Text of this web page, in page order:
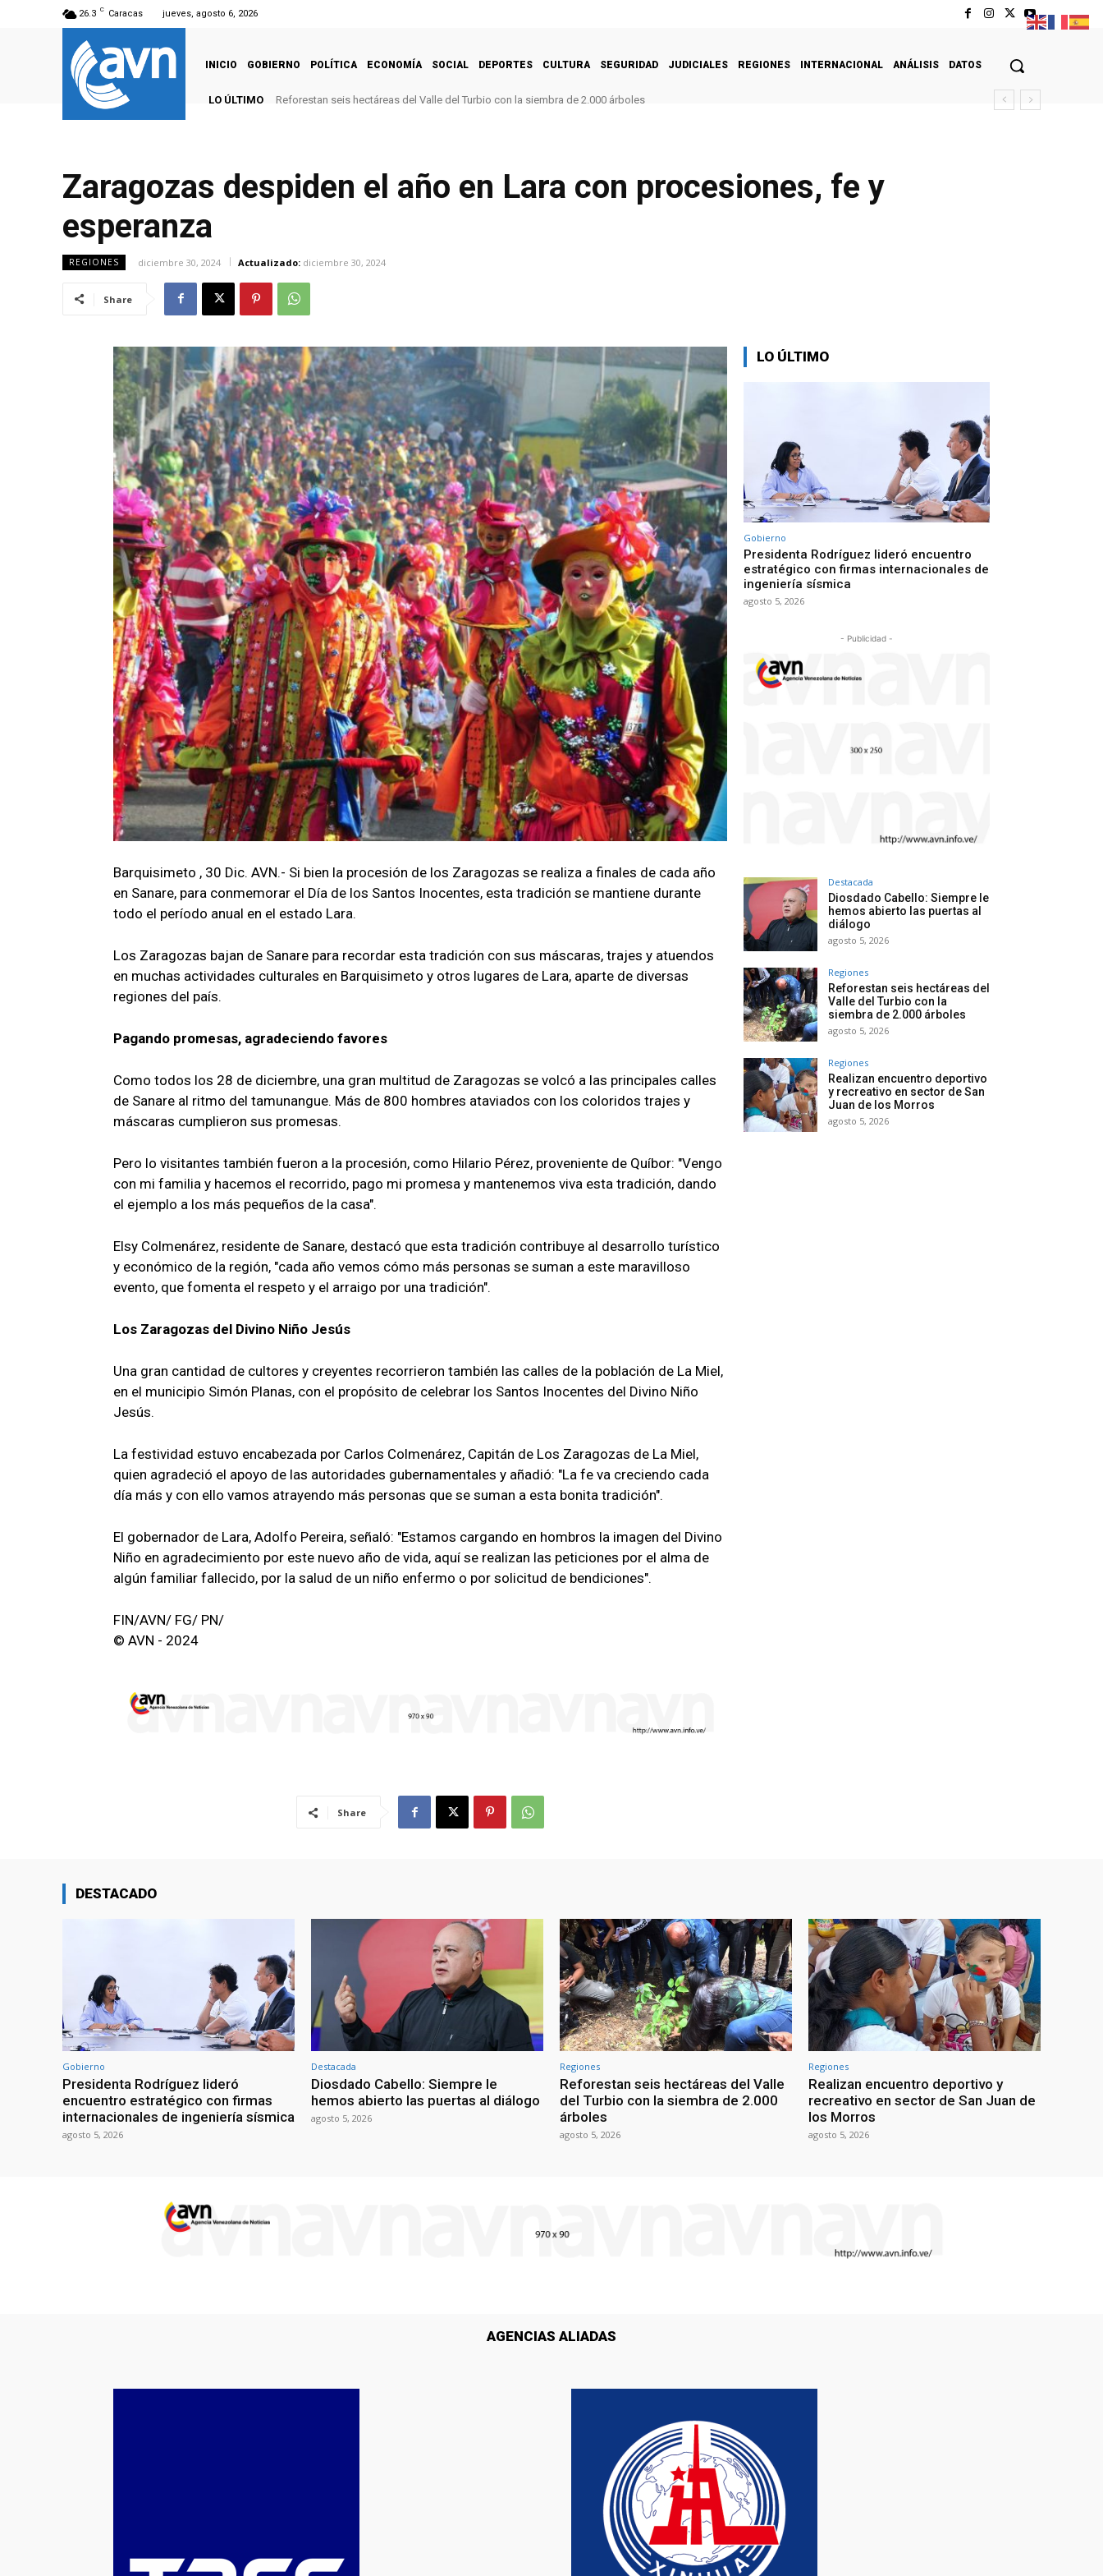
26.3 C Caracas jueves, agosto 6, 2026
INICIO GOBIERNO POLÍTICA ECONOMÍA SOCIAL DEPORTES CULTURA SEGURIDAD JUDICIALES REGIONES INTERNACIONAL ANÁLISIS DATOS
LO ÚLTIMOReforestan seis hectáreas del Valle del Turbio con la siembra de 2.000 árboles
Realizan encuentro deportivo y recreativo en sector de San Juan de los Morros
Zaragozas despiden el año en Lara con procesiones, fe y
esperanza
REGIONES diciembre 30, 2024 Actualizado: diciembre 30, 2024
Share
Barquisimeto , 30 Dic. AVN.- Si bien la procesión de los Zaragozas se realiza a finales de cada año
en Sanare, para conmemorar el Día de los Santos Inocentes, esta tradición se mantiene durante
todo el período anual en el estado Lara.
Los Zaragozas bajan de Sanare para recordar esta tradición con sus máscaras, trajes y atuendos
en muchas actividades culturales en Barquisimeto y otros lugares de Lara, aparte de diversas
regiones del país.
Pagando promesas, agradeciendo favores
Como todos los 28 de diciembre, una gran multitud de Zaragozas se volcó a las principales calles
de Sanare al ritmo del tamunangue. Más de 800 hombres ataviados con los coloridos trajes y
máscaras cumplieron sus promesas.
Pero lo visitantes también fueron a la procesión, como Hilario Pérez, proveniente de Quíbor: "Vengo
con mi familia y hacemos el recorrido, pago mi promesa y mantenemos viva esta tradición, dando
el ejemplo a los más pequeños de la casa".
Elsy Colmenárez, residente de Sanare, destacó que esta tradición contribuye al desarrollo turístico
y económico de la región, "cada año vemos cómo más personas se suman a este maravilloso
evento, que fomenta el respeto y el arraigo por una tradición".
Los Zaragozas del Divino Niño Jesús
Una gran cantidad de cultores y creyentes recorrieron también las calles de la población de La Miel,
en el municipio Simón Planas, con el propósito de celebrar los Santos Inocentes del Divino Niño
Jesús.
La festividad estuvo encabezada por Carlos Colmenárez, Capitán de Los Zaragozas de La Miel,
quien agradeció el apoyo de las autoridades gubernamentales y añadió: "La fe va creciendo cada
día más y con ello vamos atrayendo más personas que se suman a esta bonita tradición".
El gobernador de Lara, Adolfo Pereira, señaló: "Estamos cargando en hombros la imagen del Divino
Niño en agradecimiento por este nuevo año de vida, aquí se realizan las peticiones por el alma de
algún familiar fallecido, por la salud de un niño enfermo o por solicitud de bendiciones".
FIN/AVN/ FG/ PN/
© AVN - 2024
Share
LO ÚLTIMO
Gobierno
Presidenta Rodríguez lideró encuentro
estratégico con firmas internacionales de
ingeniería sísmica
agosto 5, 2026
- Publicidad -
Destacada
Diosdado Cabello: Siempre le
hemos abierto las puertas al
diálogo
agosto 5, 2026
Regiones
Reforestan seis hectáreas del
Valle del Turbio con la
siembra de 2.000 árboles
agosto 5, 2026
Regiones
Realizan encuentro deportivo
y recreativo en sector de San
Juan de los Morros
agosto 5, 2026
DESTACADO
Gobierno
Presidenta Rodríguez lideró
encuentro estratégico con firmas
internacionales de ingeniería sísmica
agosto 5, 2026
Destacada
Diosdado Cabello: Siempre le
hemos abierto las puertas al diálogo
agosto 5, 2026
Regiones
Reforestan seis hectáreas del Valle
del Turbio con la siembra de 2.000
árboles
agosto 5, 2026
Regiones
Realizan encuentro deportivo y
recreativo en sector de San Juan de
los Morros
agosto 5, 2026
AGENCIAS ALIADAS